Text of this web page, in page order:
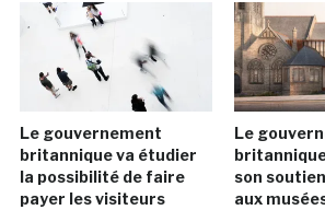
Le gouvernement
britannique va étudier
la possibilité de faire
payer les visiteurs
Le
son
aux